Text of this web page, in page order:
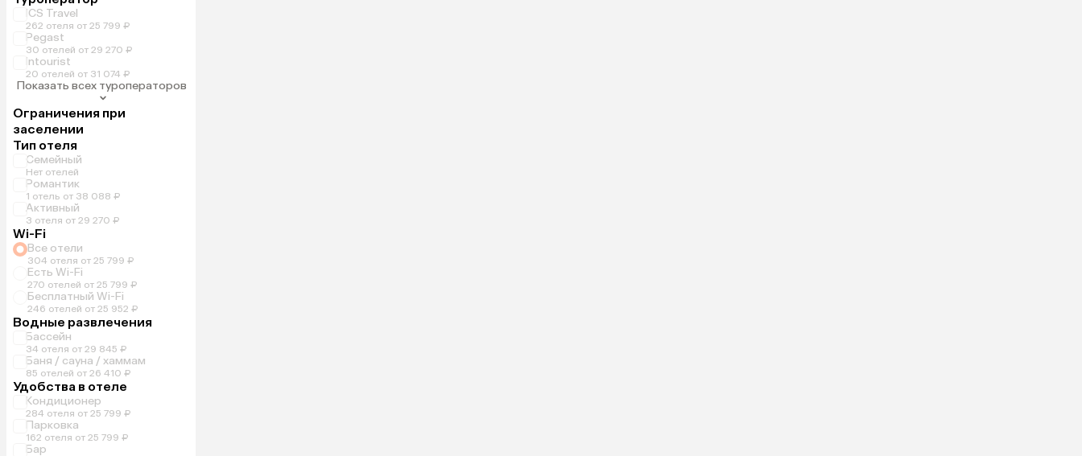
ICS Travel
262 отеля от 25 799 ₽
Pegast
30 отелей от 29 270 ₽
Intourist
20 отелей от 31 074 ₽
Показать всех туроператоров
Ограничения при
заселении
Тип отеля
Семейный
Нет отелей
Романтик
1 отель от 38 088 ₽
Активный
3 отеля от 29 270 ₽
Wi-Fi
Все отели
304 отеля от 25 799 ₽
Есть Wi-Fi
270 отелей от 25 799 ₽
Бесплатный Wi-Fi
246 отелей от 25 952 ₽
Водные развлечения
Бассейн
34 отеля от 29 845 ₽
Баня / сауна / хаммам
85 отелей от 26 410 ₽
Удобства в отеле
Кондиционер
284 отеля от 25 799 ₽
Парковка
162 отеля от 25 799 ₽
Бар